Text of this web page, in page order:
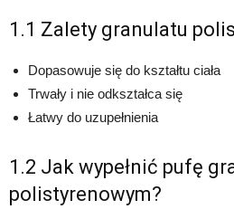
1.1 Zalety granulatu
Dopasowuje się do kształtu ciała
Trwały i nie odkształca się
Łatwy do uzupełnienia
1.2 Jak wypełnić pufę
polistyrenowym?